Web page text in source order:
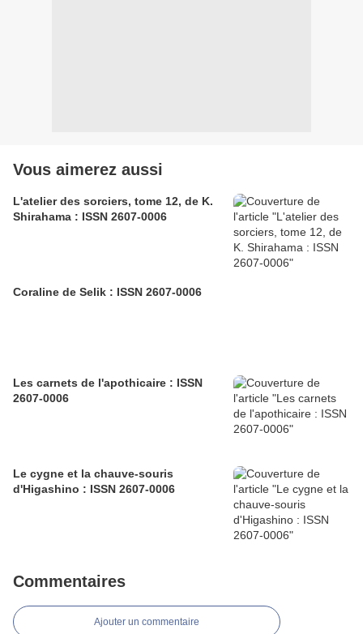
Vous aimerez aussi
L'atelier des sorciers, tome 12, de K.
Shirahama : ISSN 2607-0006
Coraline de Selik : ISSN 2607-0006
Les carnets de l'apothicaire : ISSN
2607-0006
Le cygne et la chauve-souris
d'Higashino : ISSN 2607-0006
Commentaires
Ajouter un commentaire